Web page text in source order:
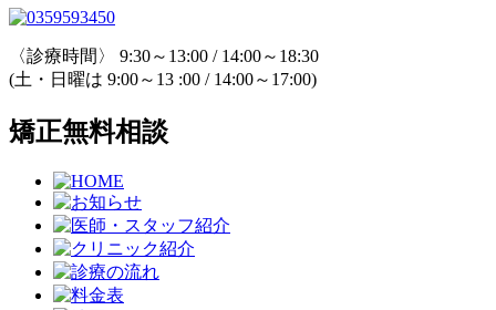
〈診療時間〉 9:30～13:00 / 14:00～18:30
(土・日曜は 9:00～13 :00 / 14:00～17:00)
矯正無料相談